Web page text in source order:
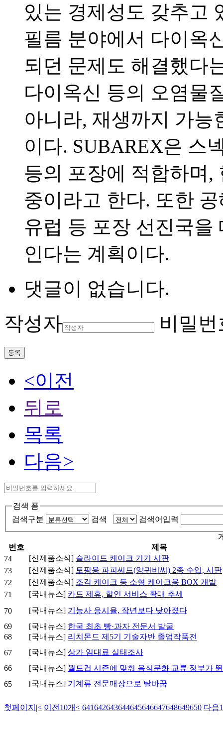
있는 경제성도 갖추고
필름 분야에서 다이옥
되던 문제도 해결했다
다이옥신 등의 오염물
아니라, 재생까지 가
이다. SUBAREX은 스
등의 포장에 적합하며,
중이라고 한다. 또한
유럽 등 포장 선진국을
인다는 계획이다.
댓글이 없습니다.
작성자
비밀번
등록
<이전
뒤로
목록
다음>
검색 폼
검색구분
검색 검색어입력
번호
제목
74
[신제품소식] 슬라이드 케이크 기기 시판
73
[신제품소식] 토핑용 파피씨드(양귀비씨) 2종 수입, 시판
72
[신제품소식] 조각 케이크 등 소형 케이크용 BOX 개발
71
[국내뉴스] 카드 제휴, 할인 서비스 확대 추세
70
[국내뉴스] 기능사 응시율, 작년보다 낮아졌다
69
[국내뉴스] 한국 최초 빵·과자 전문서 발굴
68
[국내뉴스] 리치몬드 제5기 기술자반 졸업작품전
67
[국내뉴스] 상가 임대료 실태조사
66
[국내뉴스] 월드컵 시즌에 맞춰 음식문화 교류 정부가
65
[국내뉴스] 기계류 전문매장으로 탈바꿈
첫페이지 |< 이전10개< 641642643644645646647648649650 다음